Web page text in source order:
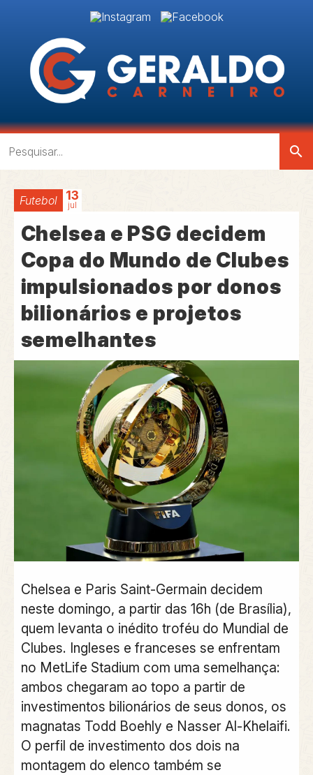
search
Futebol 13
jul
Chelsea e PSG decidem
Copa do Mundo de Clubes
impulsionados por donos
bilionários e projetos
semelhantes
Chelsea e Paris Saint-Germain decidem
neste domingo, a partir das 16h (de Brasília),
quem levanta o inédito troféu do Mundial de
Clubes. Ingleses e franceses se enfrentam
no MetLife Stadium com uma semelhança:
ambos chegaram ao topo a partir de
investimentos bilionários de seus donos, os
magnatas Todd Boehly e Nasser Al-Khelaifi.
O perfil de investimento dos dois na
montagem do elenco também se